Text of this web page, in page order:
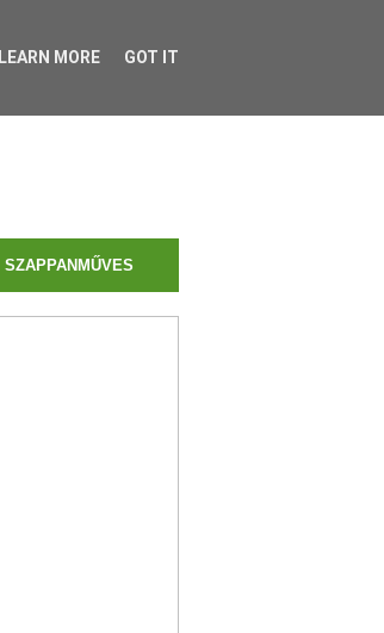
SZAPPANMŰVES
LEARN MORE GOT IT